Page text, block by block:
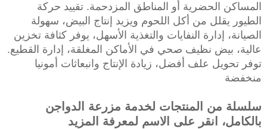
المساكن الحضرية أو المناطق المزدحمة. تقييد حركة
الطيور يقلل من أكل اللحوم ويزيد إنتاج البيض، سهولة
الصيانة، إدارة النفايات والتغذية الأسهل، يوفر كثافة تخزين
عالية، بيض نظيف صحي في الأماكن المغلقة، إدارة القطيع.
توفر تحويل علف أفضل، زيادة الإنتاج وانبعاثات أمونيا
منخفضة
سلسلة من المنتجات لخدمة مزرعة الدواجن
بالكامل، انقر على الاسم لمعرفة المزيد